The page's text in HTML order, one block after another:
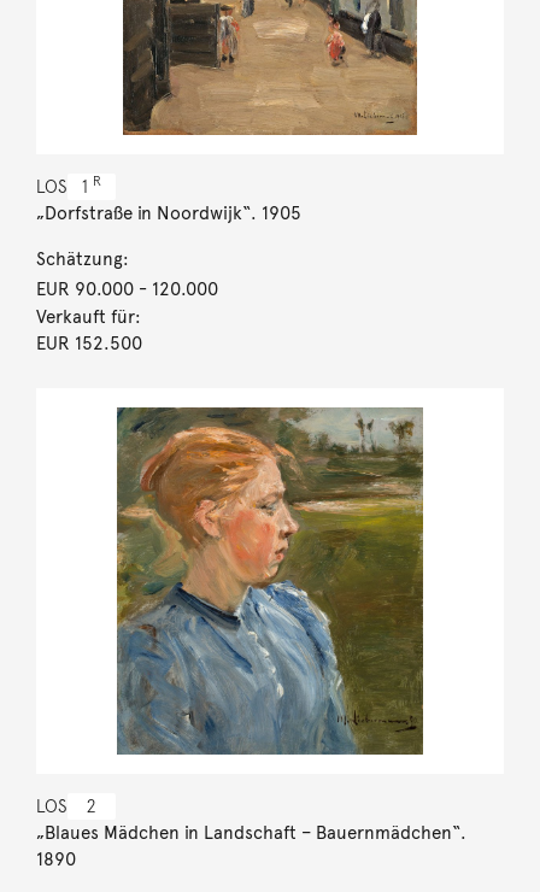
LOS 1 R
„Dorfstraße in Noordwijk“. 1905
Schätzung:
EUR 90.000- 120.000
Verkauft für:
EUR 152.500
LOS 2
„Blaues Mädchen in Landschaft – Bauernmädchen“.
1890